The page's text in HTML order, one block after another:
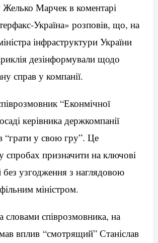
Марчек в коментарі
Україна» розповів, що, на
інфраструктури України
дезінформували щодо
справ у компанії.
“Еконмічної
керівника держкомпанії
“грати у свою гру”. Це
спробах призначити на ключові
узгодження з наглядовою
міністром.
співрозмовника, на
вплив “смотрящий” Станіслав